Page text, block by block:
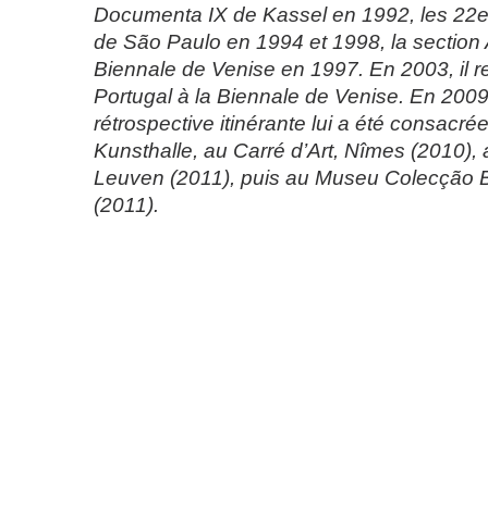
Documenta IX de Kassel en 1992, les
de São Paulo en 1994 et 1998, la section
Biennale de Venise en 1997. En 2003, il
Portugal à la Biennale de Venise. En
rétrospective itinérante lui a été
Kunsthalle, au Carré d’Art, Nîmes (2010),
Leuven (2011), puis au Museu Colecção
(2011).